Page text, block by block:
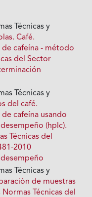
Técnicas y
Café.
cafeína - método
del Sector
Técnicas y
del café.
cafeína usando
(hplc).
Técnicas del
2010
Técnicas y
de muestras
Normas Técnicas del